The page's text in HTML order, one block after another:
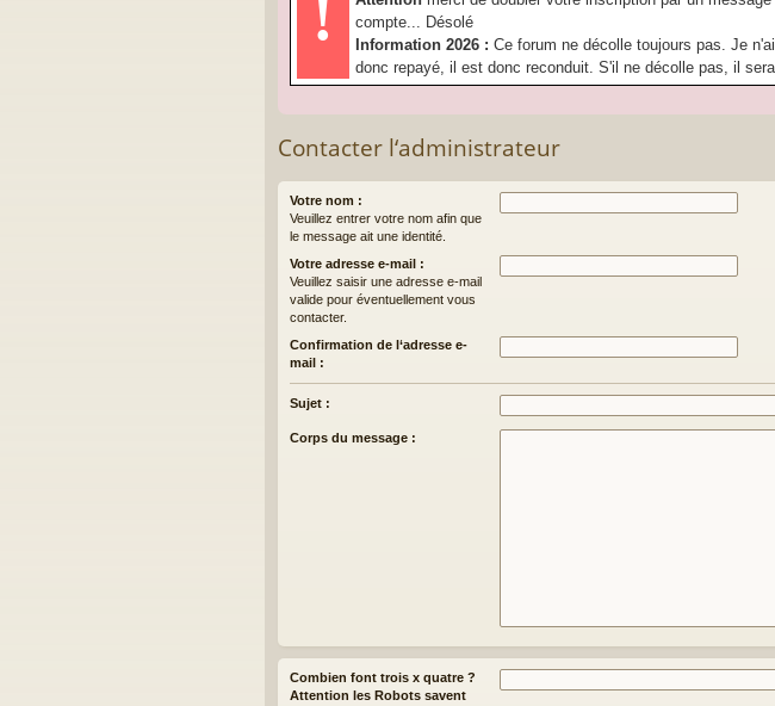
!
compte... Désolé
Information 2026 : Ce forum ne décolle toujours pas. Je
donc repayé, il est donc reconduit. S'il ne décolle pas, il
Contacter l‘administrateur
Votre nom :
Veuillez entrer votre nom afin que
le message ait une identité.
Votre adresse e-mail :
Veuillez saisir une adresse e-mail
valide pour éventuellement vous
contacter.
Confirmation de l‘adresse e-
mail :
Sujet :
Corps du message :
Combien font trois x quatre ?
Attention les Robots savent